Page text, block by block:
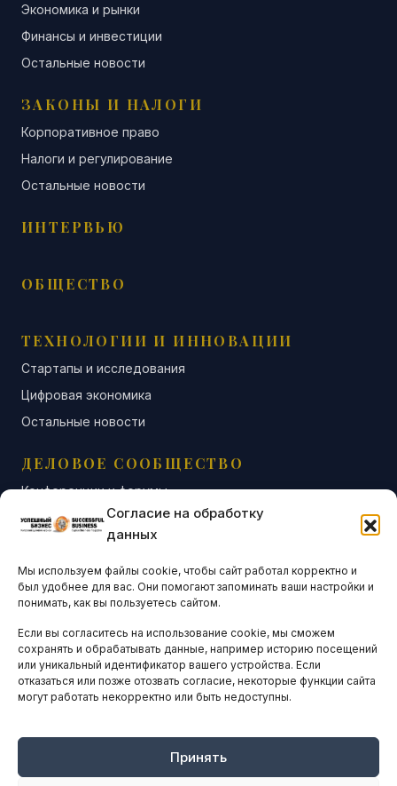
Согласие на обработку
данных
Мы используем файлы cookie, чтобы сайт работал корректно и
был удобнее для вас. Они помогают запоминать ваши настройки и
понимать, как вы пользуетесь сайтом.
Если вы согласитесь на использование cookie, мы сможем
сохранять и обрабатывать данные, например историю посещений
или уникальный идентификатор вашего устройства. Если
отказаться или позже отозвать согласие, некоторые функции сайта
могут работать некорректно или быть недоступны.
Принять
Экономика и рынки
Финансы и инвестиции
Остальные новости
ЗАКОНЫ И НАЛОГИ
Корпоративное право
Налоги и регулирование
Остальные новости
ИНТЕРВЬЮ
ОБЩЕСТВО
ТЕХНОЛОГИИ И ИННОВАЦИИ
Стартапы и исследования
Цифровая экономика
Остальные новости
ДЕЛОВОЕ СООБЩЕСТВО
Конференции и форумы
Бизнес-клубы и ассоциации
Остальные новости
АНАЛИТИКА И СТАТИСТИКА
ARTICLES IN ENGLISH
НАВИГАЦИЯ
Оплата онлайн